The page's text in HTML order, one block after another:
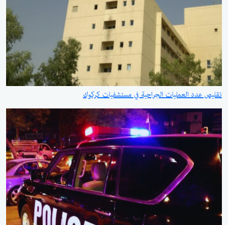
تقليص عدد العمليات الجراحية في مستشفيات كركوك